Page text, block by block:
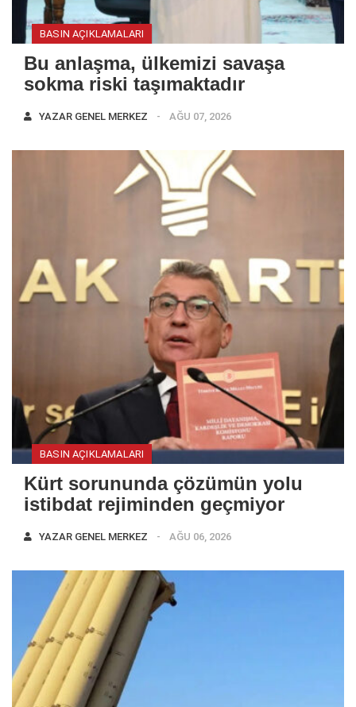
BASIN AÇIKLAMALARI
Bu anlaşma, ülkemizi savaşa
sokma riski taşımaktadır
YAZAR GENEL MERKEZ AĞU 07, 2026
BASIN AÇIKLAMALARI
Kürt sorununda çözümün yolu
istibdat rejiminden geçmiyor
YAZAR GENEL MERKEZ AĞU 06, 2026